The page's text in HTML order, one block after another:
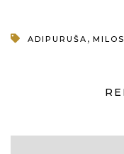
ADIPURUŠA ,